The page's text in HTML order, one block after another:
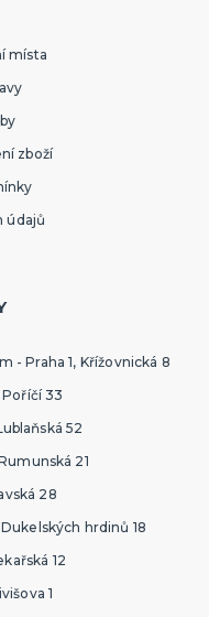
místa
zboží
údajů
- Praha 1, Křížovnická 8
Poříčí 33
52
21
28
hrdinů 18
12
1